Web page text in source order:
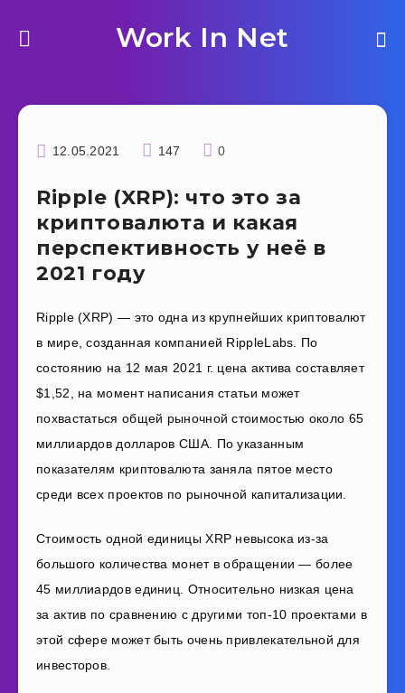
Work In Net
12.05.2021 147 0
Ripple (XRP): что это за
криптовалюта и какая
перспективность у неё в
2021 году
Ripple(XRP) — это одна из крупнейших криптовалют
в мире, созданная компанией RippleLabs. По
состоянию на 12 мая 2021 г. цена актива составляет
$1 52 , на момент написания статьи может
похвастаться общей рыночной стоимостью около 65
миллиардов долларов США. По указанным
показателям криптовалюта заняла пятое место
среди всех проектов по рыночной капитализации.
Стоимость одной единицы XRP невысока из-за
большого количества монет в обращении — более
45 миллиардов единиц. Относительно низкая цена
за актив по сравнению с другими топ-10 проектами в
этой сфере может быть очень привлекательной для
инвесторов.